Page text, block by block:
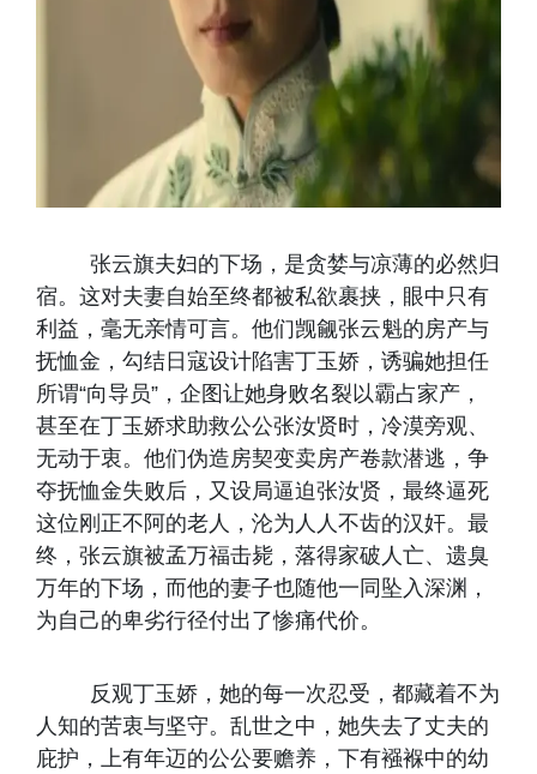
张云旗夫妇的下场，是贪婪与凉薄的必然归
宿。这对夫妻自始至终都被私欲裹挟，眼中只有
利益，毫无亲情可言。他们觊觎张云魁的房产与
抚恤金，勾结日寇设计陷害丁玉娇，诱骗她担任
所谓“向导员”，企图让她身败名裂以霸占家产，
甚至在丁玉娇求助救公公张汝贤时，冷漠旁观、
无动于衷。他们伪造房契变卖房产卷款潜逃，争
夺抚恤金失败后，又设局逼迫张汝贤，最终逼死
这位刚正不阿的老人，沦为人人不齿的汉奸。最
终，张云旗被孟万福击毙，落得家破人亡、遗臭
万年的下场，而他的妻子也随他一同坠入深渊，
为自己的卑劣行径付出了惨痛代价。
反观丁玉娇，她的每一次忍受，都藏着不为
人知的苦衷与坚守。乱世之中，她失去了丈夫的
庇护，上有年迈的公公要赡养，下有襁褓中的幼